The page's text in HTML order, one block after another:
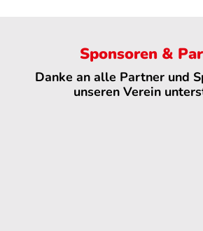
Sponsoren &
Danke an alle Partner und
unseren Verein